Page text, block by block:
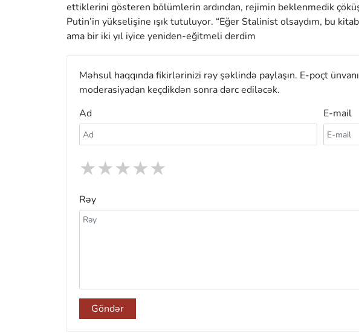
ettiklerini gösteren bölümlerin ardından, rejimin beklenmedik
Putin’in yükselişine ışık tutuluyor. “Eğer Stalinist olsaydım, bu
ama bir iki yıl iyice yeniden-eğitmeli derdim
Məhsul haqqında fikirlərinizi rəy şəklində paylaşın. E-poçt
moderasiyadan keçdikdən sonra dərc ediləcək.
Ad
E-mail
★
★
★
★
★
Rəy
Göndər